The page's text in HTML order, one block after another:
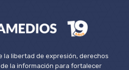
la libertad de expresión, derechos
la información para fortalecer